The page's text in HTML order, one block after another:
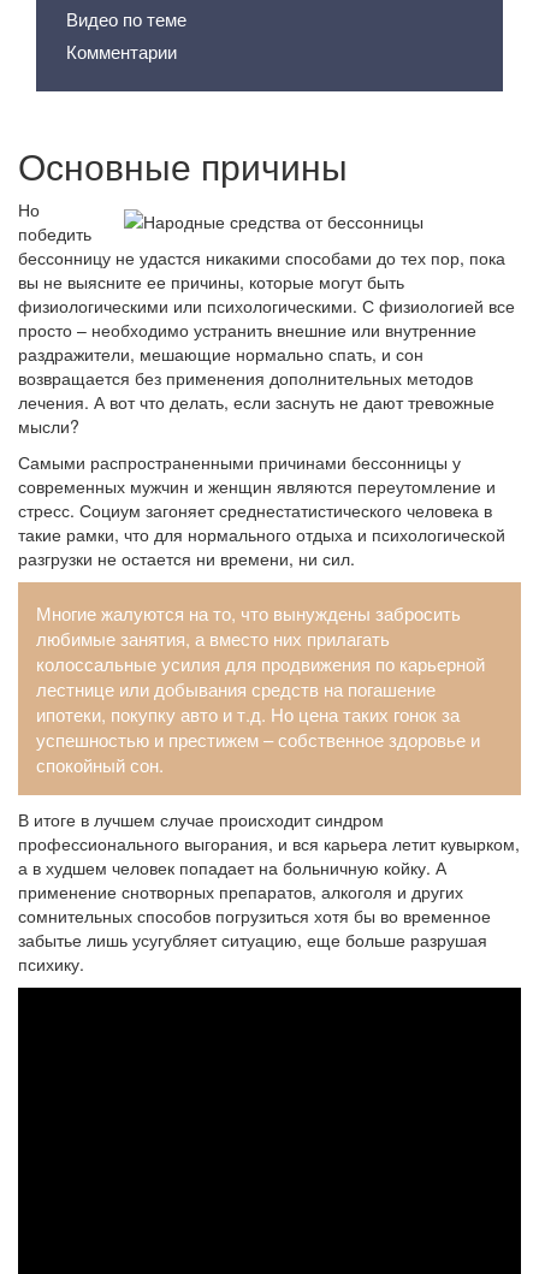
Видео по теме
Комментарии
Основные причины
Но
победить
бессонницу не удастся никакими способами до тех пор, пока
вы не выясните ее причины, которые могут быть
физиологическими или психологическими. С физиологией все
просто – необходимо устранить внешние или внутренние
раздражители, мешающие нормально спать, и сон
возвращается без применения дополнительных методов
лечения. А вот что делать, если заснуть не дают тревожные
мысли?
Самыми распространенными причинами бессонницы у
современных мужчин и женщин являются переутомление и
стресс. Социум загоняет среднестатистического человека в
такие рамки, что для нормального отдыха и психологической
разгрузки не остается ни времени, ни сил.
Многие жалуются на то, что вынуждены забросить
любимые занятия, а вместо них прилагать
колоссальные усилия для продвижения по карьерной
лестнице или добывания средств на погашение
ипотеки, покупку авто и т.д. Но цена таких гонок за
успешностью и престижем – собственное здоровье и
спокойный сон.
В итоге в лучшем случае происходит синдром
профессионального выгорания, и вся карьера летит кувырком,
а в худшем человек попадает на больничную койку. А
применение снотворных препаратов, алкоголя и других
сомнительных способов погрузиться хотя бы во временное
забытье лишь усугубляет ситуацию, еще больше разрушая
психику.